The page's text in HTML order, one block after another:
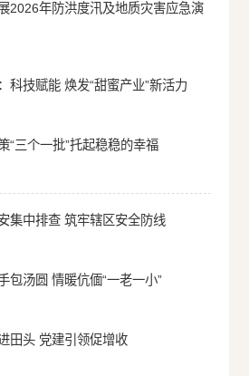
2026年防洪度汛及地质灾害应急演
科技赋能 焕发“甜蜜产业”新活力
“三个一批”托起稳稳的幸福
集中排查 筑牢辖区安全防线
包汤圆 情暖伉偭“一老一小”
田头 党建引领促增收